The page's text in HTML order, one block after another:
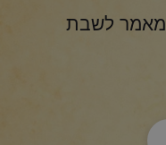
מאמר לשבת